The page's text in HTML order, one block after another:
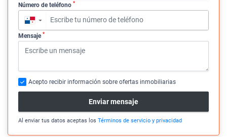
Número de teléfono *
▼
Mensaje *
Acepto recibir información sobre ofertas inmobiliarias
Enviar mensaje
Al enviar tus datos aceptas los Términos de servicio y privacidad